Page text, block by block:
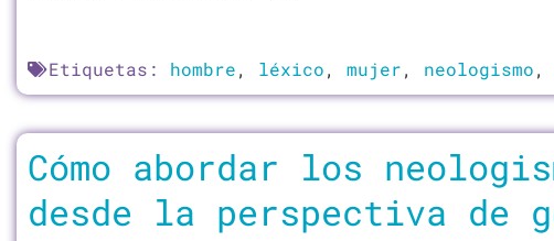
Etiquetas: hombre, léxico, mujer, neologismo,
Cómo abordar los
desde la perspectiva de